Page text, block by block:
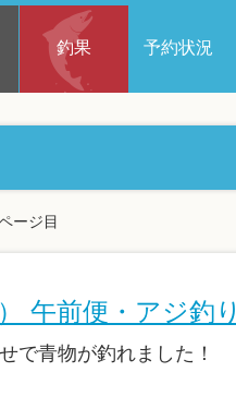
釣果 予約状況
ージ目
午前便・アジ釣り
で青物が釣れました！